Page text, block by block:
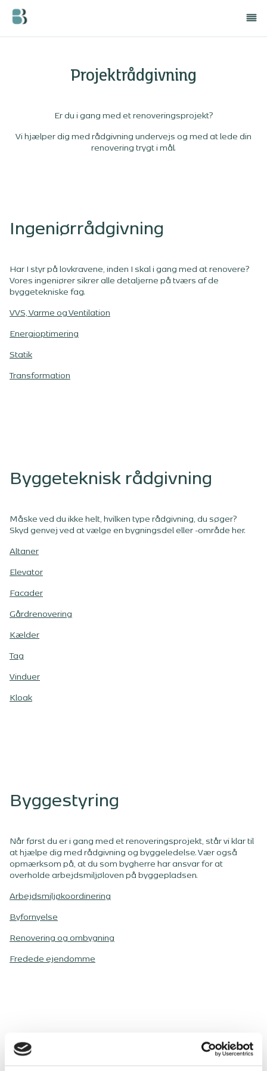
Projektrådgivning
Er du i gang med et renoveringsprojekt?
Vi hjælper dig med rådgivning undervejs og med at lede din
renovering trygt i mål.
Ingeniørrådgivning
Har I styr på lovkravene, inden I skal i gang med at renovere?
Vores ingeniører sikrer alle detaljerne på tværs af de
byggetekniske fag.
VVS, Varme og Ventilation
Energioptimering
Statik
Transformation
Byggeteknisk rådgivning
Måske ved du ikke helt, hvilken type rådgivning, du søger?
Skyd genvej ved at vælge en bygningsdel eller -område her.
Altaner
Elevator
Facader
Gårdrenovering
Kælder
Tag
Vinduer
Kloak
Byggestyring
Når først du er i gang med et renoveringsprojekt, står vi klar til
at hjælpe dig med rådgivning og byggeledelse. Vær også
opmærksom på, at du som bygherre har ansvar for at
overholde arbejdsmiljøloven på byggepladsen.
Arbejdsmiljøkoordinering
Byfornyelse
Renovering og ombygning
Fredede ejendomme